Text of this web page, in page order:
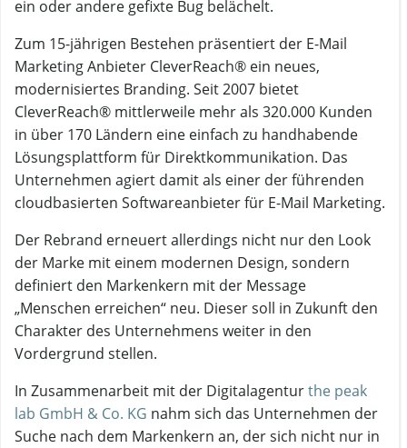
ein oder andere gefixte Bug belächelt.
Zum 15-jährigen Bestehen präsentiert der E-Mail
Marketing Anbieter CleverReach® ein neues,
modernisiertes Branding. Seit 2007 bietet
CleverReach® mittlerweile mehr als 320.000 Kunden
in über 170 Ländern eine einfach zu handhabende
Lösungsplattform für Direktkommunikation. Das
Unternehmen agiert damit als einer der führenden
cloudbasierten Softwareanbieter für E-Mail Marketing.
Der Rebrand erneuert allerdings nicht nur den Look
der Marke mit einem modernen Design, sondern
definiert den Markenkern mit der Message
„Menschen erreichen“ neu. Dieser soll in Zukunft den
Charakter des Unternehmens weiter in den
Vordergrund stellen.
In Zusammenarbeit mit der Digitalagenturthe peak
lab GmbH & Co. KG nahm sich das Unternehmen der
Suche nach dem Markenkern an, der sich nicht nur in